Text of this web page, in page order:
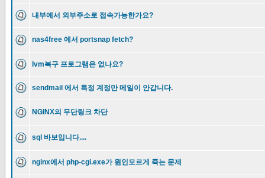
내부에서 외부주소로 접속가능한가요?
nas4free 에서 portsnap fetch?
lvm복구 프로그램은 없나요?
sendmail 에서 특정 계정만 메일이 안갑니다.
NGINX의 무단링크 차단
sql 바보입니다....
nginx에서 php-cgi.exe가 원인모르게 죽는 문제